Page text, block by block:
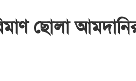
ছোলা